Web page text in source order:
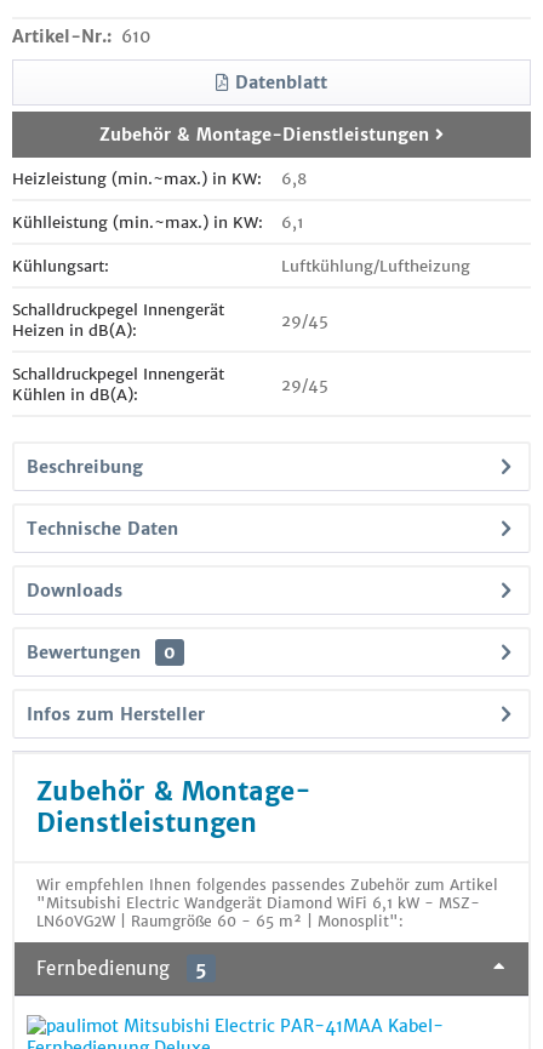
Artikel-Nr.: 610
Datenblatt
Zubehör & Montage-Dienstleistungen
Heizleistung (min.~max.) in KW: 6,8
Kühlleistung (min.~max.) in KW: 6,1
Kühlungsart: Luftkühlung/Luftheizung
Schalldruckpegel Innengerät
Heizen in dB(A):
29/45
Schalldruckpegel Innengerät
Kühlen in dB(A):
29/45
Beschreibung
Technische Daten
Downloads
Bewertungen 0
Infos zum Hersteller
Zubehör & Montage-
Dienstleistungen
Wir empfehlen Ihnen folgendes passendes Zubehör zum Artikel
"Mitsubishi Electric Wandgerät Diamond WiFi 6,1 kW - MSZ-
LN60VG2W | Raumgröße 60 - 65 m² | Monosplit":
Fernbedienung 5